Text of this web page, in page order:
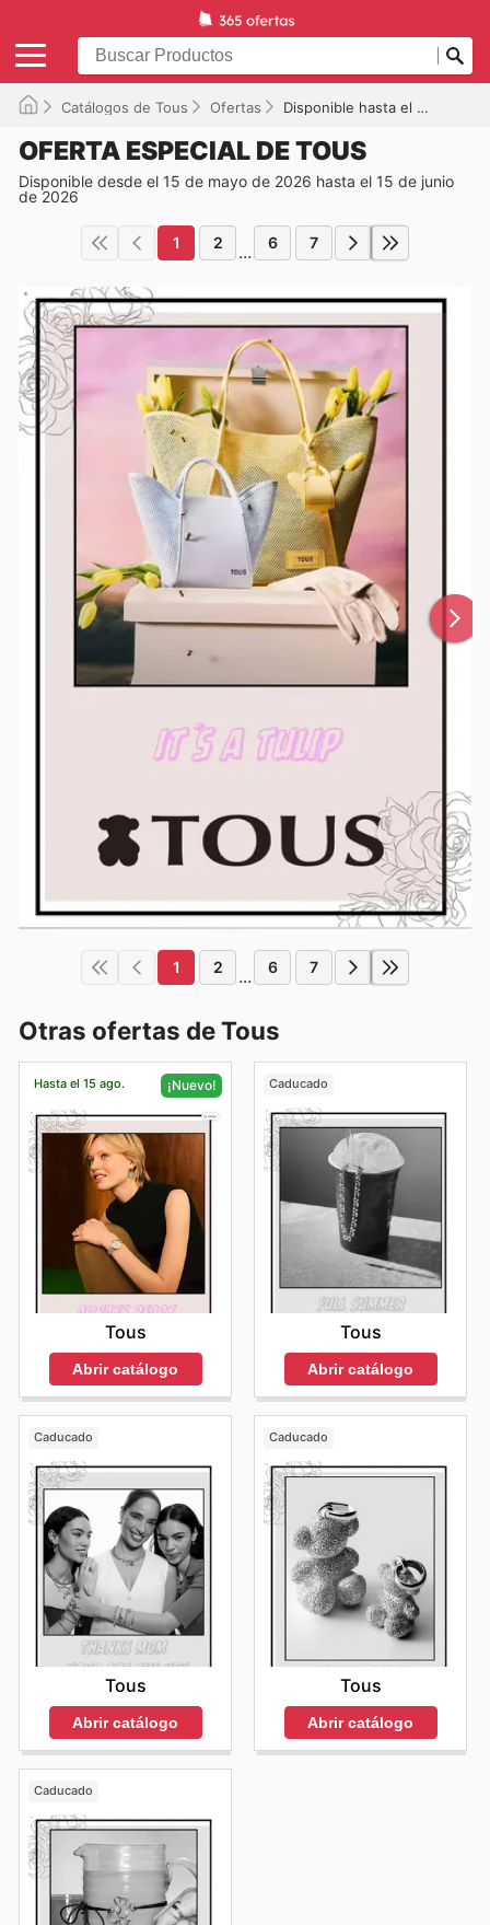
Catálogos de Tous Ofertas Disponible hasta el 15/06/2026
OFERTA ESPECIAL DE TOUS
Disponible desde el 15 de mayo de 2026 hasta el 15 de junio
de 2026
1 2 ... 6 7
1 2 ... 6 7
Otras ofertas de Tous
Hasta el 15 ago. ¡Nuevo!
Tous
Abrir catálogo
Caducado
Tous
Abrir catálogo
Caducado
Tous
Abrir catálogo
Caducado
Tous
Abrir catálogo
Caducado